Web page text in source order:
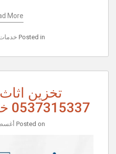
More
Posted in
تخزين
0537315337 خصم حتى %20
Posted on أغسطس